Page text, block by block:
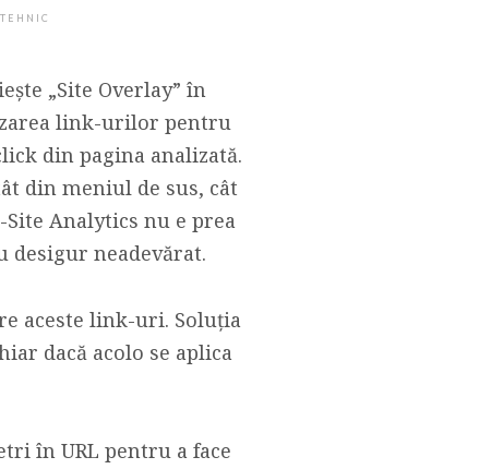
TEHNIC
„Site Overlay” în
link-urilor pentru
din pagina analizată.
din meniul de sus, cât
Analytics nu e prea
desigur neadevărat.
aceste link-uri. Soluția
dacă acolo se aplica
în URL pentru a face